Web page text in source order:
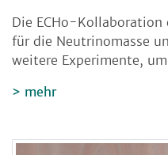
Die ECHo-
für die Neutrinomasse
weitere Experimente,
mehr